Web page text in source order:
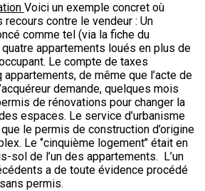
Voici un exemple concret où
recours contre le vendeur : Un
comme tel (via la fiche du
appartements loués en plus de
Le compte de taxes
de même que l’acte de
demande, quelques mois
de rénovations pour changer la
espaces. Le service d’urbanisme
le permis de construction d’origine
Le ‘’cinquième logement’’ était en
sol de l’un des appartements. L’un
a de toute évidence procédé
permis.